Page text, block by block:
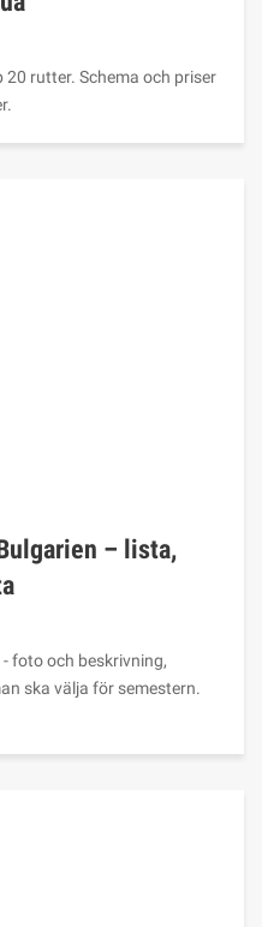
rutter. Schema och priser
– lista,
foto och beskrivning,
ska välja för semestern.